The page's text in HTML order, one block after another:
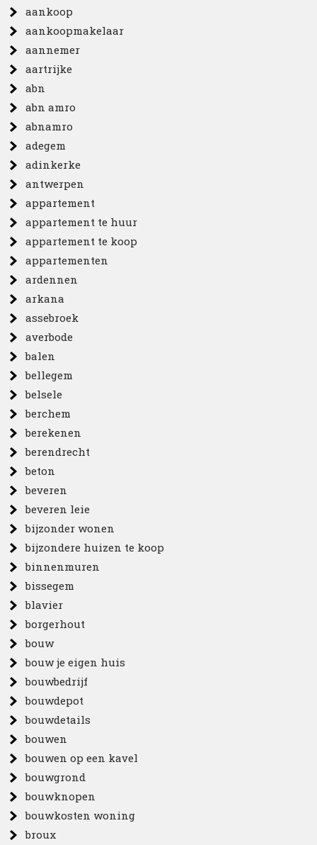
aankoop
aankoopmakelaar
aannemer
aartrijke
abn
abn amro
abnamro
adegem
adinkerke
antwerpen
appartement
appartement te huur
appartement te koop
appartementen
ardennen
arkana
assebroek
averbode
balen
bellegem
belsele
berchem
berekenen
berendrecht
beton
beveren
beveren leie
bijzonder wonen
bijzondere huizen te koop
binnenmuren
bissegem
blavier
borgerhout
bouw
bouw je eigen huis
bouwbedrijf
bouwdepot
bouwdetails
bouwen
bouwen op een kavel
bouwgrond
bouwknopen
bouwkosten woning
broux